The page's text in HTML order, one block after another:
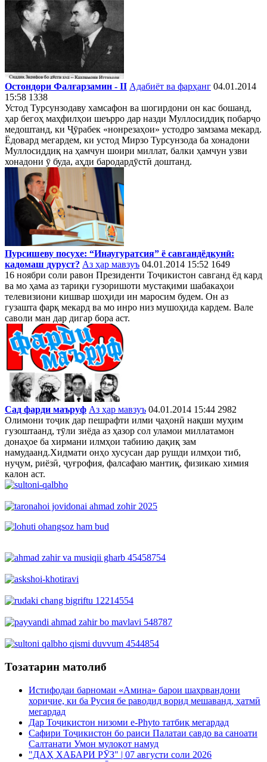
Остондори Фалғарзамин - II Адабиёт ва фарҳанг 04.01.2014
15:58 1338
Устод Турсунзодаву хамсафон ва шогирдони он кас бошанд,
ҳар бегоҳ маҳфилҳои шеърро дар назди Муллосиддиқ побарҷо
медоштанд, ки Ҷӯрабек «нонрезаҳои» устодро замзама мекард.
Ёдовард мегардем, ки устод Мирзо Турсунзода ба хонадони
Муллосиддиқ на ҳамчун шоири миллат, балки ҳамчун узви
хонадони ӯ буда, аҳди бародардӯстӣ доштанд.
Пурсишеву посухе: “Инаугуратсия” ё савгандёдкунӣ:
кадомаш дуруст? Аз ҳар мавзуъ 04.01.2014 15:52 1649
16 ноябри соли равон Президенти Тоҷикистон савганд ёд кард
ва мо ҳама аз тариқи гузоришоти мустақими шабакаҳои
телевизиони кишвар шоҳиди ин маросим будем. Он аз
гузашта фарқ мекард ва мо инро низ мушоҳида кардем. Вале
саволи ман дар дигар бора аст.
Сад фарди маъруф Аз ҳар мавзуъ 04.01.2014 15:44 2982
Олимони тоҷик дар пешрафти илми ҷаҳонӣ нақши муҳим
гузоштаанд, тӯли зиёда аз ҳазор сол уламои миллатамон
донаҳое ба хирмани илмҳои табиию дақиқ зам
намудаанд.Хидмати онҳо хусусан дар рушди илмҳои тиб,
нуҷум, риёзӣ, ҷуғрофия, фалсафаю мантиқ, физикаю химия
калон аст.
Тозатарин матолиб
Истифодаи барномаи «Амина» барои шаҳрвандони
хориҷие, ки ба Русия бе раводид ворид мешаванд, ҳатмӣ
мегардад
Дар Тоҷикистон низоми e-Phyto татбиқ мегардад
Сафири Тоҷикистон бо раиси Палатаи савдо ва саноати
Салтанати Умон мулоқот намуд
"ДАҲ ХАБАРИ РӮЗ" | 07 августи соли 2026